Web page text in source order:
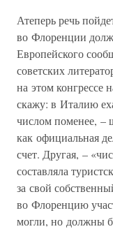
Атеперь речь
во Флоренции
Европейского
советских
на этом конгрессе
скажу: в Италию
числом поменее, –
как официальная
счет. Другая, –
составляла
за свой
во Флоренцию
могли, но должны